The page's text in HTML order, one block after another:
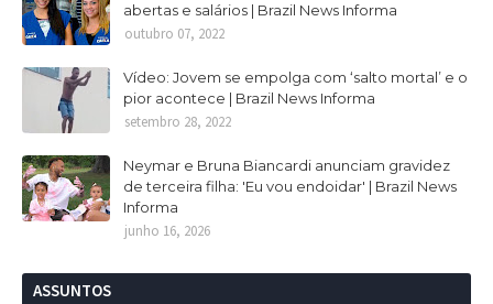
abertas e salários | Brazil News Informa
outubro 07, 2022
Vídeo: Jovem se empolga com ‘salto mortal’ e o
pior acontece | Brazil News Informa
setembro 28, 2022
Neymar e Bruna Biancardi anunciam gravidez
de terceira filha: 'Eu vou endoidar' | Brazil News
Informa
junho 16, 2026
ASSUNTOS